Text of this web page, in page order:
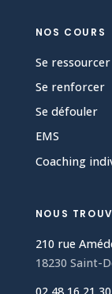
NOS COURS
Se ressourcer
Se renforcer
Se défouler
EMS
Coaching
NOUS
210 rue
18230 Saint-